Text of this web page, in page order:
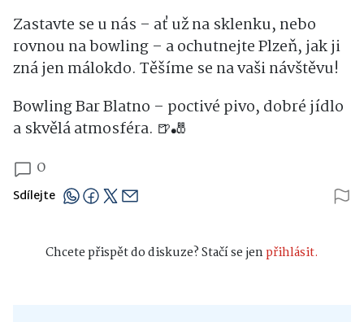
Zastavte se u nás – ať už na sklenku, nebo
rovnou na bowling – a ochutnejte Plzeň, jak ji
zná jen málokdo. Těšíme se na vaši návštěvu!
Bowling Bar Blatno – poctivé pivo, dobré jídlo
a skvělá atmosféra. 🍺🎳
0
Sdílejte
Chcete přispět do diskuze? Stačí se jenpřihlásit.